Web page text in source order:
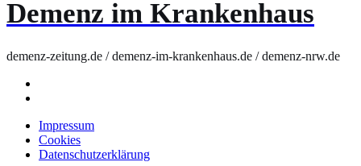
Demenz im Krankenhaus
demenz-zeitung.de / demenz-im-krankenhaus.de / demenz-nrw.de
Impressum
Cookies
Datenschutzerklärung